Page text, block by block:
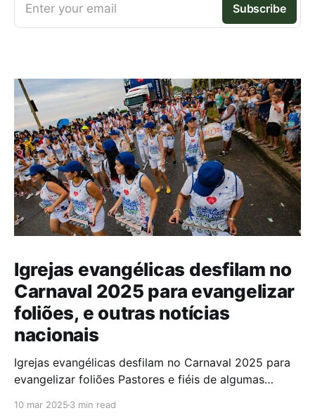
Enter your email Subscribe
Igrejas evangélicas desfilam no
Carnaval 2025 para evangelizar
foliões, e outras notícias
nacionais
Igrejas evangélicas desfilam no Carnaval 2025 para
evangelizar foliões Pastores e fiéis de algumas
10 mar 2025 3 min read